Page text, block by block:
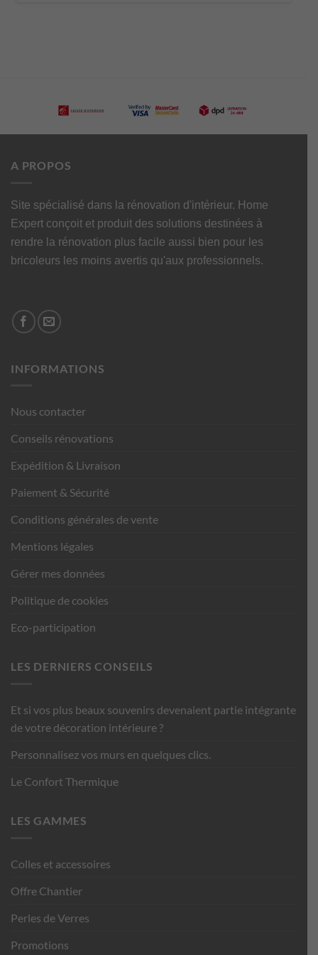
A PROPOS
Site spécialisé dans la rénovation d'intérieur. Home
Expert conçoit et produit des solutions destinées à
rendre la rénovation plus facile aussi bien pour les
bricoleurs les moins avertis qu'aux professionnels.
INFORMATIONS
Nous contacter
Conseils rénovations
Expédition & Livraison
Paiement & Sécurité
Conditions générales de vente
Mentions légales
Gérer mes données
Politique de cookies
Eco-participation
LES DERNIERS CONSEILS
Et si vos plus beaux souvenirs devenaient partie intégrante
de votre décoration intérieure ?
Personnalisez vos murs en quelques clics.
Le Confort Thermique
LES GAMMES
Colles et accessoires
Offre Chantier
Perles de Verres
Promotions